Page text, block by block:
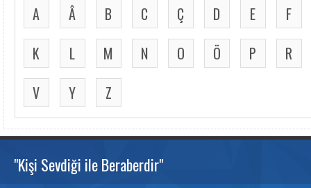
A Â B C Ç D E
F
K
L M N O Ö P
R
V
Y Z
"Kişi Sevdiği ile Beraberdir"